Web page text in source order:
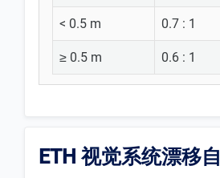
< 0.5 m 0.7 : 1
≥ 0.5 m 0.6 : 1
ETH 视觉系统漂移